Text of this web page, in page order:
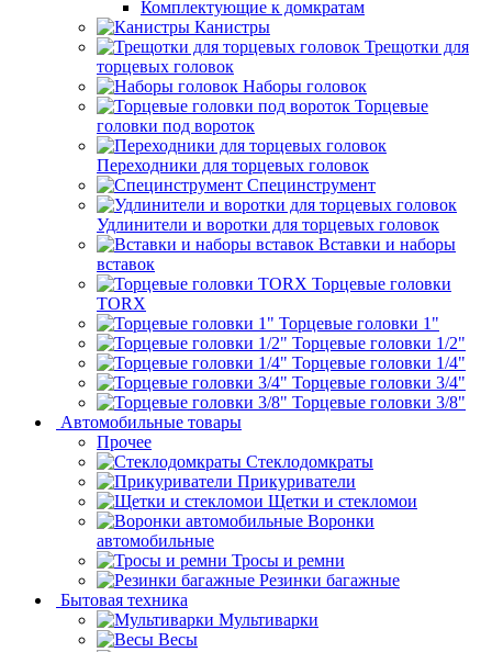
Комплектующие к домкратам
Канистры
Трещотки для
торцевых головок
Наборы головок
Торцевые
головки под вороток
Переходники для торцевых головок
Специнструмент
Удлинители и воротки для торцевых головок
Вставки и наборы
вставок
Торцевые головки
TORX
Торцевые головки 1"
Торцевые головки 1/2"
Торцевые головки 1/4"
Торцевые головки 3/4"
Торцевые головки 3/8"
Автомобильные товары
Прочее
Стеклодомкраты
Прикуриватели
Щетки и стекломои
Воронки
автомобильные
Тросы и ремни
Резинки багажные
Бытовая техника
Мультиварки
Весы